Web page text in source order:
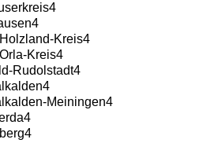
4
4
Kreis4
Kreis4
Rudolstadt4
4
Meiningen4
4
4